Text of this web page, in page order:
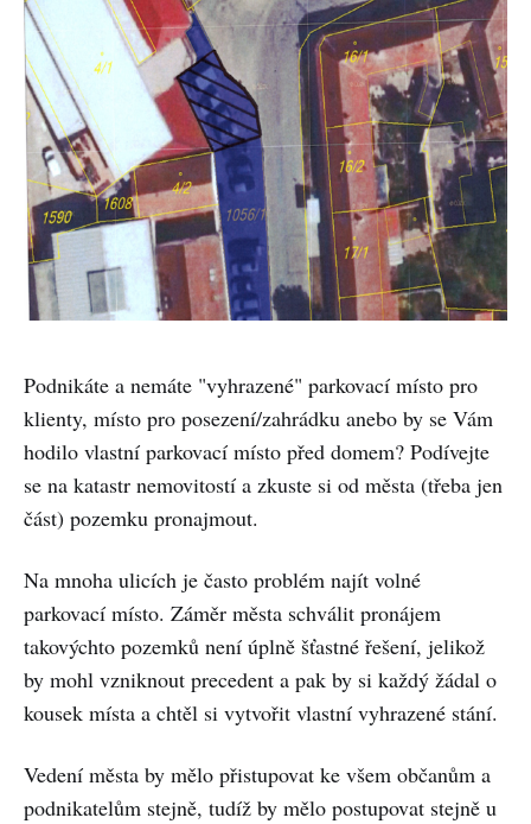
Podnikáte a nemáte "vyhrazené" parkovací místo pro
klienty, místo pro posezení/zahrádku anebo by se Vám
hodilo vlastní parkovací místo před domem? Podívejte
se na katastr nemovitostí a zkuste si od města (třeba jen
část) pozemku pronajmout.
Na mnoha ulicích je často problém najít volné
parkovací místo. Záměr města schválit pronájem
takovýchto pozemků není úplně šťastné řešení, jelikož
by mohl vzniknout precedent a pak by si každý žádal o
kousek místa a chtěl si vytvořit vlastní vyhrazené stání.
Vedení města by mělo přistupovat ke všem občanům a
podnikatelům stejně, tudíž by mělo postupovat stejně u